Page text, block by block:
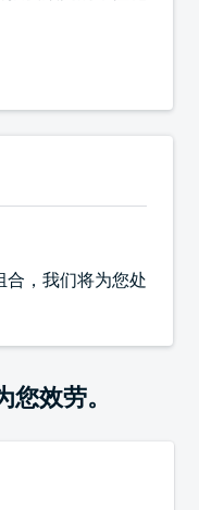
，我们将为您处
效劳。